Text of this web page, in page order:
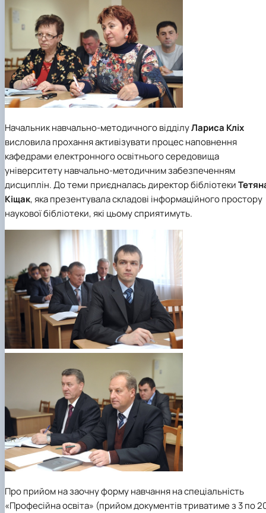
Начальник навчально-методичного відділуЛариса Кліх
висловила прохання активізувати процес наповнення
кафедрами електронного освітнього середовища
університету навчально-методичним забезпеченням
дисциплін. До теми приєдналась директор бібліотеки
Кіщак, яка презентувала складові інформаційного простору
наукової бібліотеки, які цьому сприятимуть.
Про прийом на заочну форму навчання на спеціальність
«Професійна освіта» (прийом документів триватиме з 3 по